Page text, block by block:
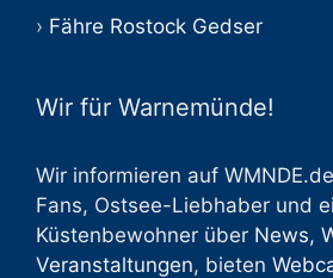
Fähre Rostock Gedser
Wir für Warnemünde!
Wir informieren auf
Fans, Ostsee-Liebhaber und
Küstenbewohner über News,
Veranstaltungen, bieten